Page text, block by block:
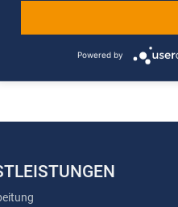
Powered by